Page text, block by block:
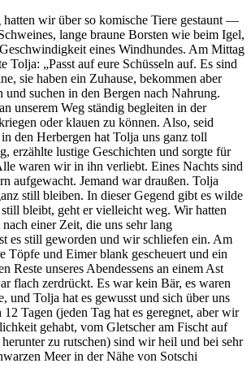
hatten wir über so komische Tiere gestaunt —
lange braune Borsten wie beim Igel,
eines Windhundes. Am Mittag
Tolja:
Passt auf eure Schüsseln auf. Es sind
sie haben ein Zuhause, bekommen aber
und suchen in den Bergen nach Nahrung.
unserem Weg ständig begleiten in der
oder klauen zu können. Also, seid
den Herbergen hat Tolja uns ganz toll
erzählte lustige Geschichten und sorgte für
waren wir in ihn verliebt. Eines Nachts sind
aufgewacht. Jemand war draußen. Tolja
still bleiben. In dieser Gegend gibt es wilde
bleibt, geht er vielleicht weg. Wir hatten
einer Zeit, die uns sehr lang
es still geworden und wir schliefen ein. Am
Töpfe und Eimer blank gescheuert und ein
Reste unseres Abendessens an einem Ast
flach zerdrückt. Es war kein Bär, es waren
und Tolja hat es gewusst und sich über uns
Tagen (jeden Tag hat es geregnet, aber wir
gehabt, vom Gletscher am Fischt auf
zu rutschen) sind wir heil und bei sehr
Meer in der Nähe von Sotschi